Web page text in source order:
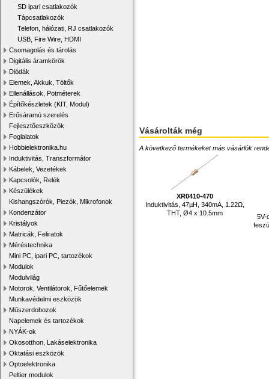
SD ipari csatlakozók
Tápcsatlakozók
Telefon, hálózati, RJ csatlakozók
USB, Fire Wire, HDMI
Csomagolás és tárolás
Digitális áramkörök
Diódák
Elemek, Akkuk, Töltők
Ellenállások, Potméterek
Építőkészletek (KIT, Modul)
Erősáramú szerelés
Fejlesztőeszközök
Foglalatok
Hobbielektronika.hu
Induktivitás, Transzformátor
Kábelek, Vezetékek
Kapcsolók, Relék
Készülékek
Kishangszórók, Piezók, Mikrofonok
Kondenzátor
Kristályok
Matricák, Feliratok
Méréstechnika
Mini PC, ipari PC, tartozékok
Modulok
Modulvilág
Motorok, Ventilátorok, Fűtőelemek
Munkavédelmi eszközök
Műszerdobozok
Napelemek és tartozékok
NYÁK-ok
Okosotthon, Lakáselektronika
Oktatási eszközök
Optoelektronika
Peltier modulok
Vásárolták még
A következő termékeket más vásárlók
XR0410-470
Induktivitás, 47µH, 340mA, 1.22Ω,
THT, Ø4 x 10.5mm
5V-